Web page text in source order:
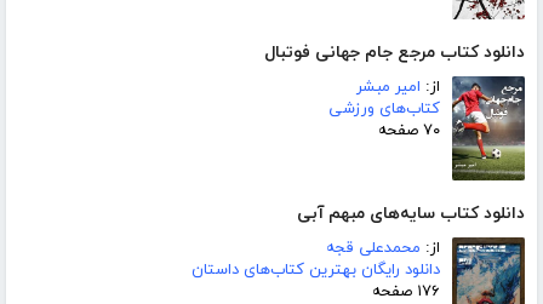
دانلود کتاب مرجع جام جهانی فوتبال
از: امیر مبشر
کتاب‌های ورزشی
۷۰ صفحه
دانلود کتاب سایه‌های مبهم آبی
از: محمدعلی قجه
دانلود رایگان بهترین کتاب‌های داستان
۱۷۶ صفحه